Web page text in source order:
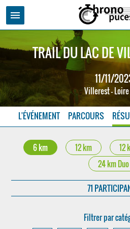
menu
TRAIL DU LAC DE
11/11/
Villerest -
L'ÉVÉNEMENT PARCOURS
6 km 12 km 12
24 km Duo
71
Filtrer par